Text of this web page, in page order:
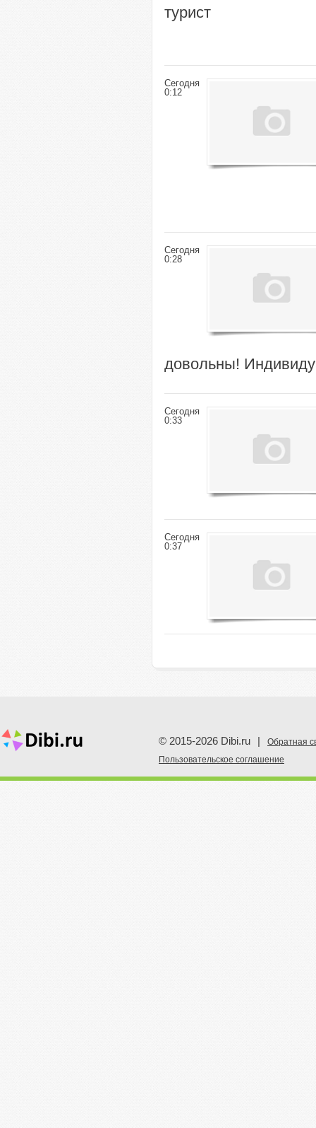
турист
Сегодня
0:12
Сегодня
0:28
довольны!
Сегодня
0:33
Сегодня
0:37
© 2015-2026 Dibi.ru
Обратная
Пoльзовательское соглашение